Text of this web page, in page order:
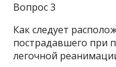
Вопрос 3
Как следует
пострадавшего при
легочной